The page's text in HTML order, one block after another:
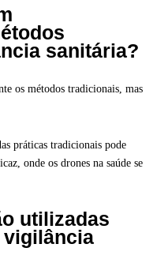
sanitária?
os métodos tradicionais, mas
práticas tradicionais pode
onde os drones na saúde se
utilizadas
vigilância